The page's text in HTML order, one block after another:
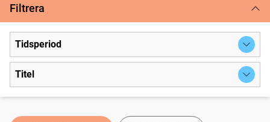
Filtrera
Tidsperiod
Titel